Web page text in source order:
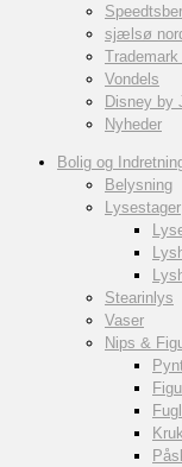
sjælsø
Vondels
Disney by
Nyheder
Bolig og
Belysning
Lysestager
Stearinlys
Vaser
Nips &